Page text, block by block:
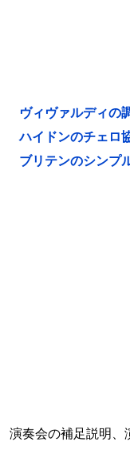
ヴィヴァルディの
ハイドンのチェロ
ブリテンのシンプ
演奏会の補足説明、